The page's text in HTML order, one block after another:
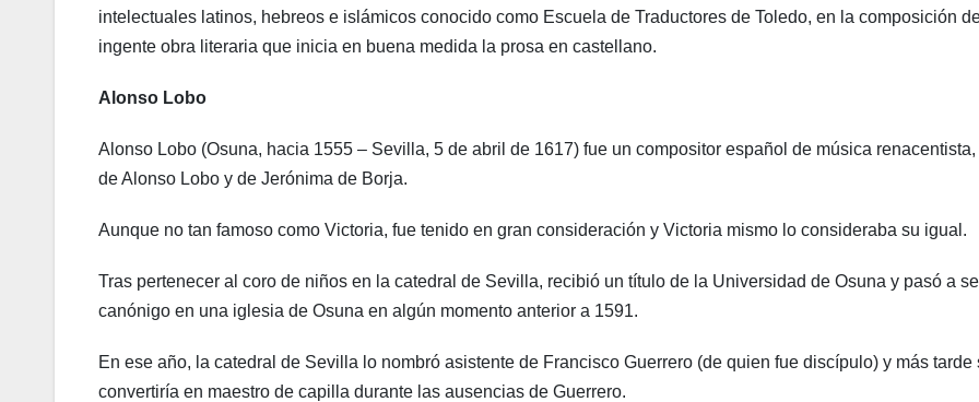
intelectuales latinos, hebreos e islámicos conocido como Escuela de Traductores de Toledo, en la composición
ingente obra literaria que inicia en buena medida la prosa en castellano.
Alonso Lobo
Alonso Lobo (Osuna, hacia 1555 – Sevilla, 5 de abril de 1617) fue un compositor español de música
de Alonso Lobo y de Jerónima de Borja.
Aunque no tan famoso como Victoria, fue tenido en gran consideración y Victoria mismo lo consideraba su igual.
Tras pertenecer al coro de niños en la catedral de Sevilla, recibió un título de la Universidad de Osuna y pasó a
canónigo en una iglesia de Osuna en algún momento anterior a 1591.
En ese año, la catedral de Sevilla lo nombró asistente de Francisco Guerrero (de quien fue discípulo) y más tarde
convertiría en maestro de capilla durante las ausencias de Guerrero.